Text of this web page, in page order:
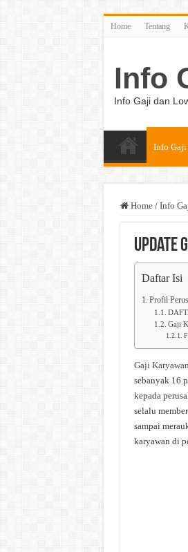
Home Tentang
Info
Info Gaji dan
Info Gaji
Home / Info
Update
Daftar Isi
Profil
Gaji
Gaji
sebanyak 16
kepada
selalu
sampai
karyawan di